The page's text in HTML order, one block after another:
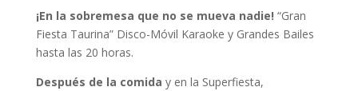
¡En la sobremesa que no se mueva nadie! “Gran
Fiesta Taurina” Disco-Móvil Karaoke y Grandes Bailes
hasta las 20 horas.
Después de la comida y en la Superfiesta,